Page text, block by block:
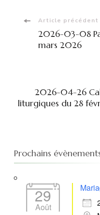
d'article
Article précédent
2026-03-08
mars 2026
2026-04-26
liturgiques du 28
Prochains
29
Août